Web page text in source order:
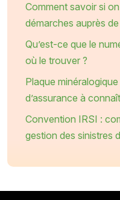
Comment savoir si
démarches auprès de
Qu’est-ce que le
où le trouver ?
Plaque
d’assurance à
Convention IRSI :
gestion des sinistres